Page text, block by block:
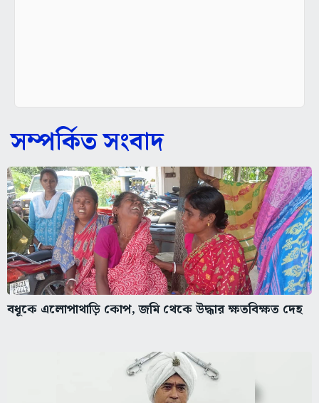
সম্পর্কিত সংবাদ
বধূকে এলোপাথাড়ি কোপ, জমি থেকে উদ্ধার ক্ষতবিক্ষত দেহ